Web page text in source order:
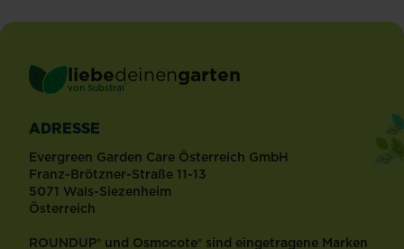
liebedeinengarten
von Substral ®
ADRESSE
Evergreen Garden Care Österreich GmbH
Franz-Brötzner-Straße 11-13
5071 Wals-Siezenheim
Österreich
ROUNDUP® und Osmocote® sind eingetragene Marken